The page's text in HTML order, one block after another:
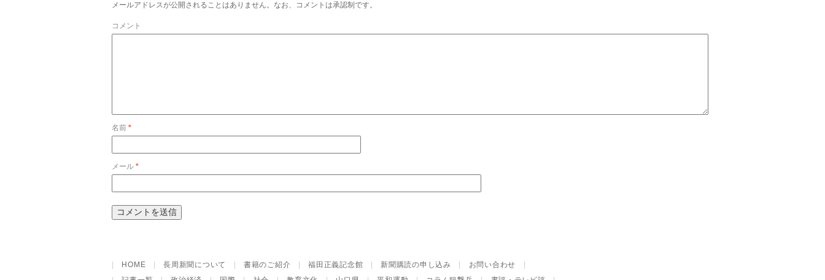
メールアドレスが公開されることはありません。なお、コメントは承認制です。
コメント
名前 *
メール *
HOME |長周新聞について |書籍のご紹介 |福田正義記念館 新聞購読の申し込み お問い合わせ